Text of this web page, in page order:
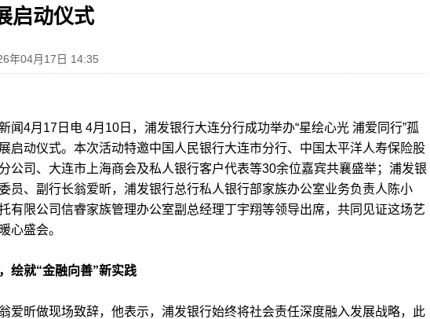
启动仪式
年04月17日 14:35
4月17日电 4月10日，浦发银行大连分行成功举办“星绘心光 浦爱同行”孤
启动仪式。本次活动特邀中国人民银行大连市分行、中国太平洋人寿保险股
公司、大连市上海商会及私人银行客户代表等30余位嘉宾共襄盛举；浦发银
员、副行长翁爱昕，浦发银行总行私人银行部家族办公室业务负责人陈小
有限公司信睿家族管理办公室副总经理丁宇翔等领导出席，共同见证这场艺
心盛会。
绘就“金融向善”新实践
昕做现场致辞，他表示，浦发银行始终将社会责任深度融入发展战略，此